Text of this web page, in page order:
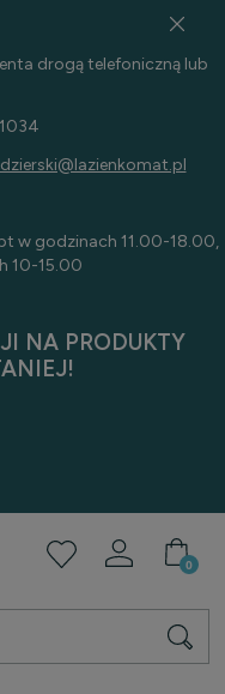
drogą telefoniczną lub
w godzinach 11.00-18.00,
10-15.00
NA PRODUKTY